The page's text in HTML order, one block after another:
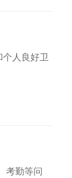
人良好卫
考勤等问